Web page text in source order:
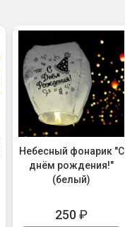
Небесный фонарик "С
днём рождения!"
(белый)
250₽